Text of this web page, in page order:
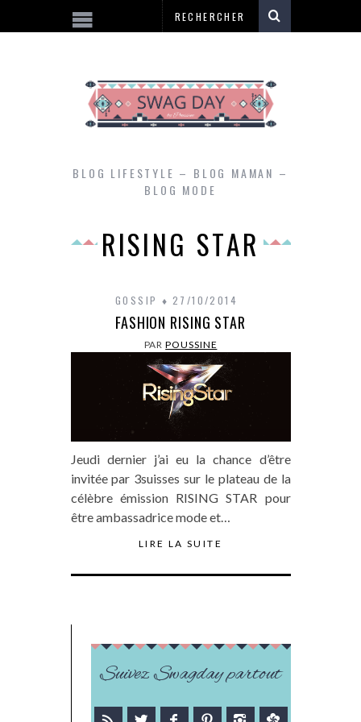
BLOG LIFESTYLE – BLOG MAMAN –
BLOG MODE
RISING STAR
GOSSIP 27/10/2014
FASHION RISING STAR
PARPOUSSINE
Jeudi dernier j’ai eu la chance d’être
invitée par 3suisses sur le plateau de la
célèbre émission RISING STAR pour
être ambassadrice mode et…
LIRE LA SUITE
Suivez Swagday partout